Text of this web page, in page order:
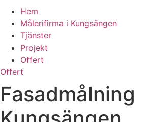
Hem
Målerifirma i Kungsängen
Tjänster
Projekt
Offert
Offert
Fasadmålning